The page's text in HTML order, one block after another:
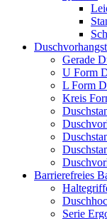
Gerade
U Form
L Form
Kreis
Barrierefreies
Serie